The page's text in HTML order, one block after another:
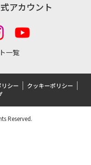
アカウント
一覧
シー
クッキーポリシー
Reserved.